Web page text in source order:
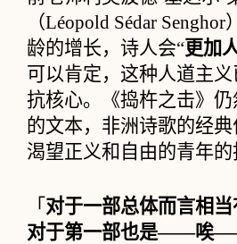
（Léopold Sédar
龄的增长，诗人会“更加
可以肯定，这种人道主
抗核心。《捣杵之击》
的文本，非洲诗歌的经
渴望正义和自由的青年的
「 对于一部总体而言相当
对于第一部也是——唉